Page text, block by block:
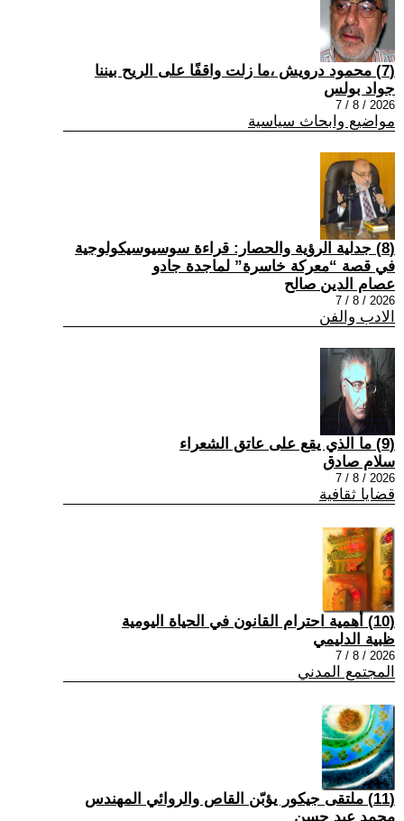
(7) محمود درويش ،ما زلت واقفًا على الريح بيننا
جواد بولس
2026 / 8 / 7
مواضيع وابحاث سياسية
(8) جدلية الرؤية والحصار: قراءة سوسيوسيكولوجية
في قصة “معركة خاسرة” لماجدة جادو
عصام الدين صالح
2026 / 8 / 7
الادب والفن
(9) ما الذي يقع على عاتق الشعراء
سلام صادق
2026 / 8 / 7
قضايا ثقافية
(10) أهمية احترام القانون في الحياة اليومية
ظبية الدليمي
2026 / 8 / 7
المجتمع المدني
(11) ملتقى جيكور يؤبّن القاص والروائي المهندس
محمد عبد حسن